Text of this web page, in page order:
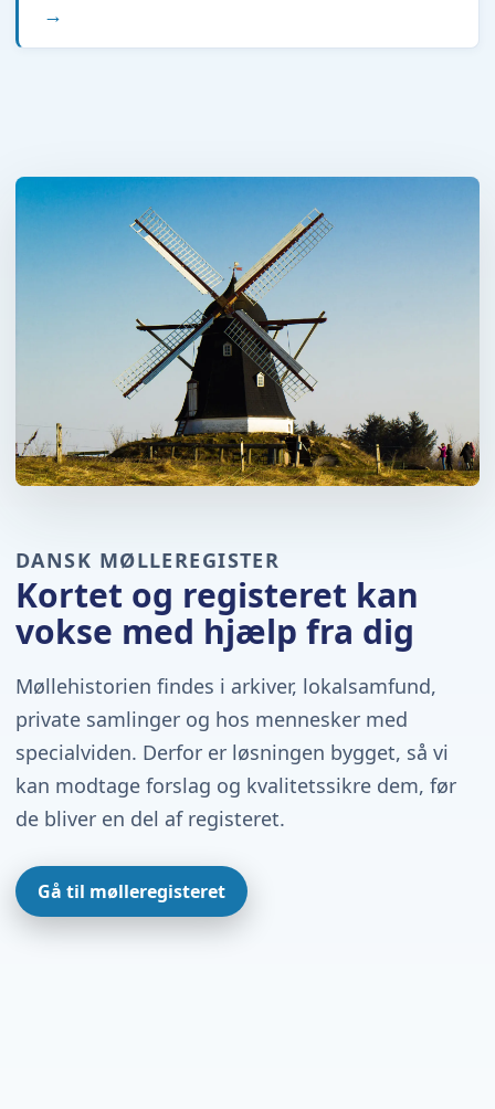
→
DANSK MØLLEREGISTER
Kortet og registeret kan
vokse med hjælp fra dig
Møllehistorien findes i arkiver, lokalsamfund,
private samlinger og hos mennesker med
specialviden. Derfor er løsningen bygget, så vi
kan modtage forslag og kvalitetssikre dem, før
de bliver en del af registeret.
Gå til mølleregisteret